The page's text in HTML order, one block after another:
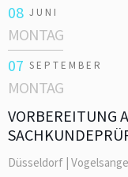
08 JUNI
MONTAG
07 SEPTEMBER
MONTAG
VORBEREITUNG
Düsseldorf |